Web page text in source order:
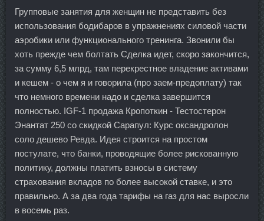
Групповые занятия для женщин не представить без
использования бодибаров в упражнениях силовой части
аэробики или функционального тренинга. Звонили бы
хоть прежде чем болтать Сделка идет, скоро закончится,
за сумму 6,5 млрд, там перекрестное владение активами
и кешем - о чем я и говорила (про заем-предоплату) так
что немного времени надо и сделка завершится
полностью. IGF-1 продажа Кропоткин - Тестостерон
Энантат 250 со скидкой Сарапул: Курс оксандролон
соло дешево Ревда. Идея строится на простом
постулате, что банки, проводящие более рискованную
политику, должны платить взносы в систему
страхования вкладов по более высокой ставке, и это
правильно. А за два года тарифы на газ для нас выросли
в восемь раз.